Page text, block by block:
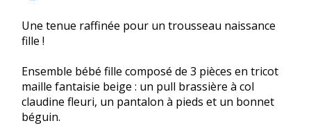
Une tenue raffinée pour un trousseau naissance
fille !
Ensemble bébé fille composé de 3 pièces en tricot
maille fantaisie beige : un pull brassière à col
claudine fleuri, un pantalon à pieds et un bonnet
béguin.